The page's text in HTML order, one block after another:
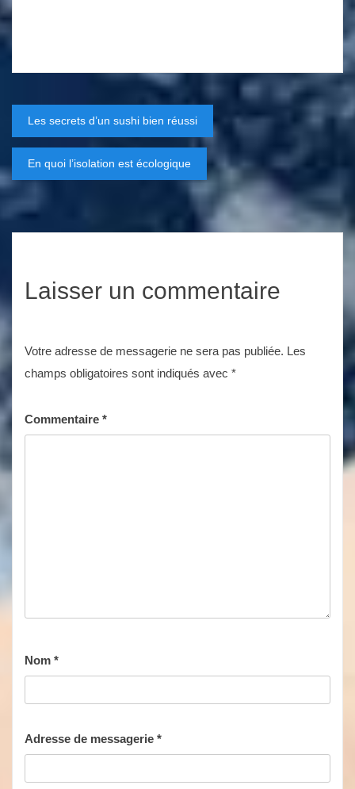
Navigation
de
Les secrets d’un sushi bien réussi
En quoi l’isolation est écologique
Laisser un commentaire
Votre adresse de messagerie ne sera pas publiée. Les
champs obligatoires sont indiqués avec *
Commentaire *
Nom *
Adresse de messagerie *